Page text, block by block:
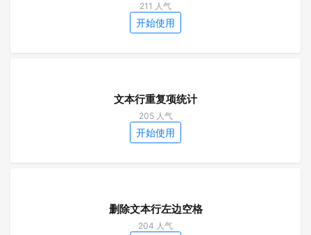
211 人气
开始使用
文本行重复项统计
205 人气
开始使用
删除文本行左边空格
204 人气